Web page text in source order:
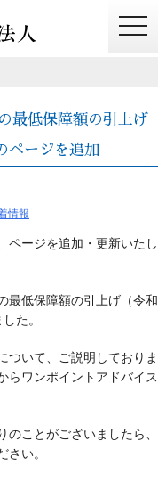
最低保障額の引上げ
ページを追加
情報
ページを追加・更新いたし
最低保障額の引上げ（令和
た。
ついて、ご説明しておりま
らワンポイントアドバイス
ことがございましたら、
い。